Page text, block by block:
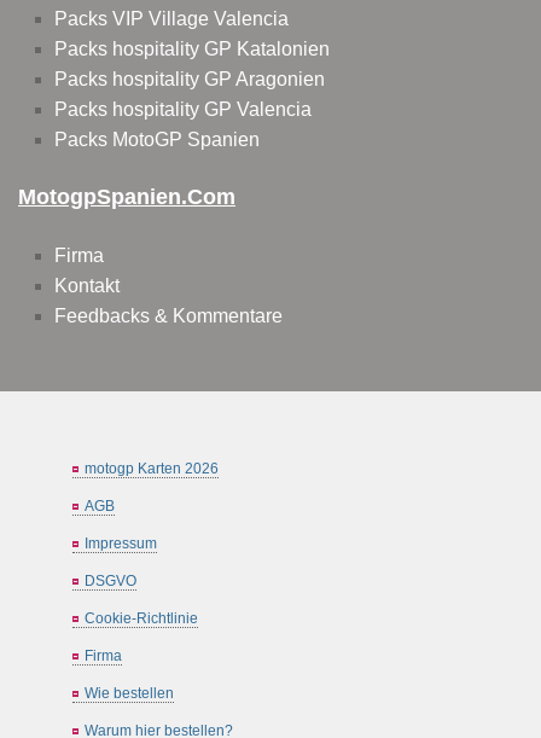
Packs VIP Village Valencia
Packs hospitality GP Katalonien
Packs hospitality GP Aragonien
Packs hospitality GP Valencia
Packs MotoGP Spanien
MotogpSpanien.com
Firma
Kontakt
Feedbacks & Kommentare
motogp Karten 2026
AGB
Impressum
DSGVO
Cookie-Richtlinie
Firma
Wie bestellen
Warum hier bestellen?